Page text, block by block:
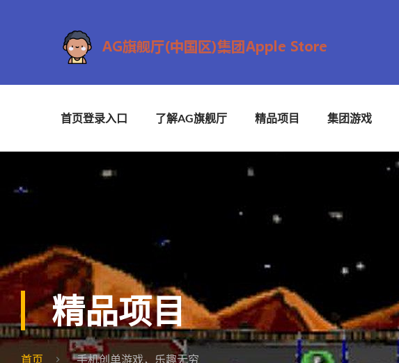
首页登录入口 了解AG旗舰厅 精品项目 集团游戏
精品项目
首页 手机创单游戏，乐趣无穷